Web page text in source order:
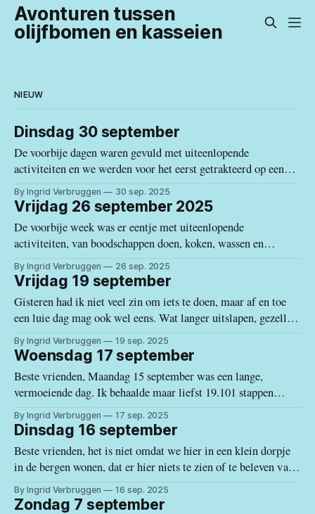
Avonturen tussen
olijfbomen en kasseien
NIEUW
Dinsdag 30 september
De voorbije dagen waren gevuld met uiteenlopende
activiteiten en we werden voor het eerst getrakteerd op een
"goede" regendag. Met goed bedoel ik dat we ontsnapten aan
de waterbom die de provincies Zaragoza en Valencia
wederom belastten met zware regenval, overstromingen en
veel menselijke miserie. Maar laat ons
By Ingrid Verbruggen 30 sep. 2025
Vrijdag 26 september 2025
De voorbije week was er eentje met uiteenlopende
activiteiten, van boodschappen doen, koken, wassen en
strijken, wandelen en administratieve raadsels oplossen.
Wassen en strijken doe ik meestal in het weekend, maar door
de weersvoorspelling wijselijk vooruitgeschoven, want volgens
de Spaanse weerdienst zou zondag en maandag de orkaan
Gabrielle zorgen voor
By Ingrid Verbruggen 26 sep. 2025
Vrijdag 19 september
Gisteren had ik niet veel zin om iets te doen, maar af en toe
een luie dag mag ook wel eens. Wat langer uitslapen, gezellig
lang ontbijten met een verse fruitsap, een laat middagmaal
met bijpassende siësta en dan nog een paar uur genieten op
mijn terras. Zelfs dan vliegt
By Ingrid Verbruggen 19 sep. 2025
Woensdag 17 september
Beste vrienden, Maandag 15 september was een lange,
vermoeiende dag. Ik behaalde maar liefst 19.101 stappen
(oftewel 12,9 km) en reed ongeveer 160 km met de wagen. Ik
nam rond de 450 foto's en gebruikte daarvoor 2 volle
batterijen. De thermometer gaf 27 graden aan toen
By Ingrid Verbruggen 17 sep. 2025
Dinsdag 16 september
Beste vrienden, het is niet omdat we hier in een klein dorpje
in de bergen wonen, dat er hier niets te zien of te beleven valt.
Er zijn steeds fiesta's, maar er zijn ook culturele activiteiten.
Zo was er op donderdag de 2de Tinto de Verano georganiseerd
By Ingrid Verbruggen 16 sep. 2025
Zondag 7 september